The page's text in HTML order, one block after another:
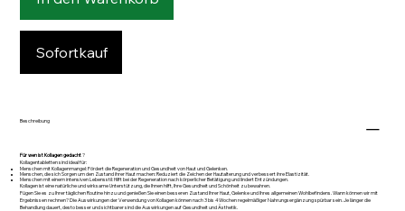
Sofortkauf
Beschreibung
Für wen ist Kollagen gedacht?
Kollagentabletten sind ideal für:
Menschen mit Kollagenmangel: Fördert die Regeneration und Gesundheit von Haut und Gelenken.
Menschen, die sich Sorgen um den Zustand ihrer Haut machen: Reduziert die Zeichen der Hautalterung und verbessert ihre Elastizität.
Menschen mit einem intensiven Lebensstil: Hilft bei der Regeneration nach körperlicher Betätigung und lindert Entzündungen.
Kollagen ist eine natürliche und wirksame Unterstützung, die Ihnen hilft, Ihre Gesundheit und Schönheit zu bewahren.
Fügen Sie es zu Ihrer täglichen Routine hinzu und genießen Sie einen besseren Zustand Ihrer Haut, Gelenke und Ihres allgemeinen Wohlbefindens. Wann können wir mit
Ergebnissen rechnen? Die Auswirkungen der Verwendung von Kollagen können nach 3 bis 4 Wochen regelmäßiger Nahrungsergänzung spürbar sein. Je länger die
Behandlung dauert, desto besser und sichtbarer sind die Auswirkungen auf Gesundheit und Ästhetik.